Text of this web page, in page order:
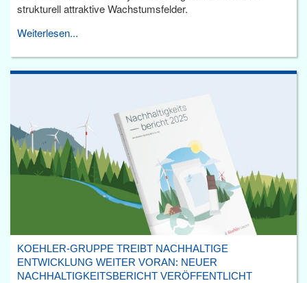
strukturell attraktive Wachstumsfelder.
Weiterlesen...
KOEHLER-GRUPPE TREIBT NACHHALTIGE
ENTWICKLUNG WEITER VORAN: NEUER
NACHHALTIGKEITSBERICHT VERÖFFENTLICHT